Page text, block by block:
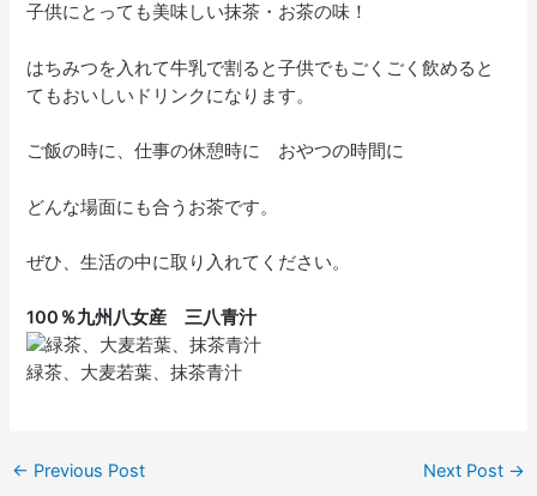
子供にとっても美味しい抹茶・お茶の味！
はちみつを入れて牛乳で割ると子供でもごくごく飲めると
てもおいしいドリンクになります。
ご飯の時に、仕事の休憩時に おやつの時間に
どんな場面にも合うお茶です。
ぜひ、生活の中に取り入れてください。
100％九州八女産 三八青汁
緑茶、大麦若葉、抹茶青汁
← Previous Post Next Post →